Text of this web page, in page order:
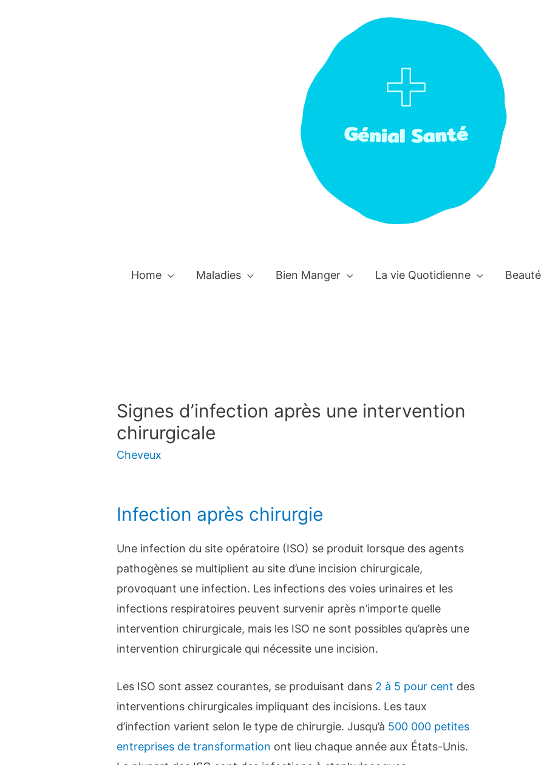
Home Maladies Bien Manger La vie Quotidienne Beauté
Signes d’infection après une intervention
chirurgicale
Cheveux
Infection après chirurgie
Une infection du site opératoire (ISO) se produit lorsque des agents
pathogènes se multiplient au site d’une incision chirurgicale,
provoquant une infection. Les infections des voies urinaires et les
infections respiratoires peuvent survenir après n’importe quelle
intervention chirurgicale, mais les ISO ne sont possibles qu’après une
intervention chirurgicale qui nécessite une incision.
Les ISO sont assez courantes, se produisant dans 2 à 5 pour cent des
interventions chirurgicales impliquant des incisions. Les taux
d’infection varient selon le type de chirurgie. Jusqu’à 500 000 petites
entreprises de transformation ont lieu chaque année aux États-Unis.